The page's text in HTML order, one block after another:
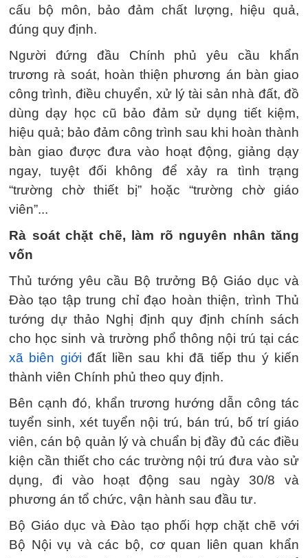
cấu bộ môn, bảo đảm chất lượng, hiệu quả,
đúng quy định.
Người đứng đầu Chính phủ yêu cầu khẩn
trương rà soát, hoàn thiện phương án bàn giao
công trình, điều chuyển, xử lý tài sản nhà đất, đồ
dùng dạy học cũ bảo đảm sử dụng tiết kiệm,
hiệu quả; bảo đảm công trình sau khi hoàn thành
bàn giao được đưa vào hoạt động, giảng dạy
ngay, tuyệt đối không để xảy ra tình trạng
“trường chờ thiết bị” hoặc “trường chờ giáo
viên”...
Rà soát chặt chẽ, làm rõ nguyên nhân tăng
vốn
Thủ tướng yêu cầu Bộ trưởng Bộ Giáo dục và
Đào tạo tập trung chỉ đạo hoàn thiện, trình Thủ
tướng dự thảo Nghị định quy định chính sách
cho học sinh và trường phổ thông nội trú tại các
xã biên giới đất liền sau khi đã tiếp thu ý kiến
thành viên Chính phủ theo quy định.
Bên cạnh đó, khẩn trương hướng dẫn công tác
tuyển sinh, xét tuyển nội trú, bán trú, bố trí giáo
viên, cán bộ quản lý và chuẩn bị đầy đủ các điều
kiện cần thiết cho các trường nội trú đưa vào sử
dụng, đi vào hoạt động sau ngày 30/8 và
phương án tổ chức, vận hành sau đầu tư.
Bộ Giáo dục và Đào tạo phối hợp chặt chẽ với
Bộ Nội vụ và các bộ, cơ quan liên quan khẩn